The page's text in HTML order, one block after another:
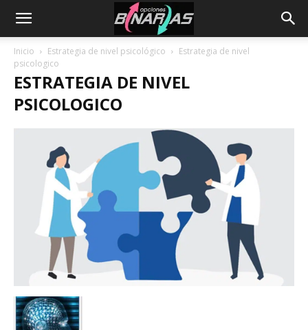
Inicio Estrategia de nivel psicológico
Estrategia de nivel
psicologico
ESTRATEGIA DE NIVEL
PSICOLOGICO